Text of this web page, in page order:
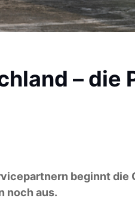
– die
beginnt die
noch aus.